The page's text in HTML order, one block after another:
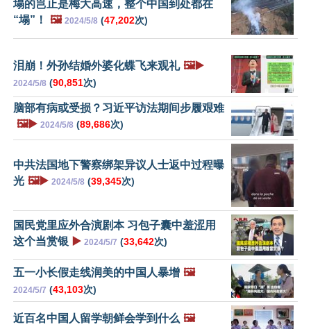
塌的岂止是梅大高速，整个中国到处都在
“塌”！
🖼️ 2024/5/8 (47,202次)
泪崩！外孙结婚外婆化蝶飞来观礼 🖼️▶️
2024/5/8 (90,851次)
脑部有病或受损？习近平访法期间步履艰难
🖼️▶️ 2024/5/8 (89,686次)
中共法国地下警察绑架异议人士返中过程曝
光 🖼️▶️ 2024/5/8 (39,345次)
国民党里应外合演剧本 习包子囊中羞涩用
这个当赏银 ▶️ 2024/5/7 (33,642次)
五一小长假走线润美的中国人暴增 🖼️
2024/5/7 (43,103次)
近百名中国人留学朝鲜会学到什么 🖼️